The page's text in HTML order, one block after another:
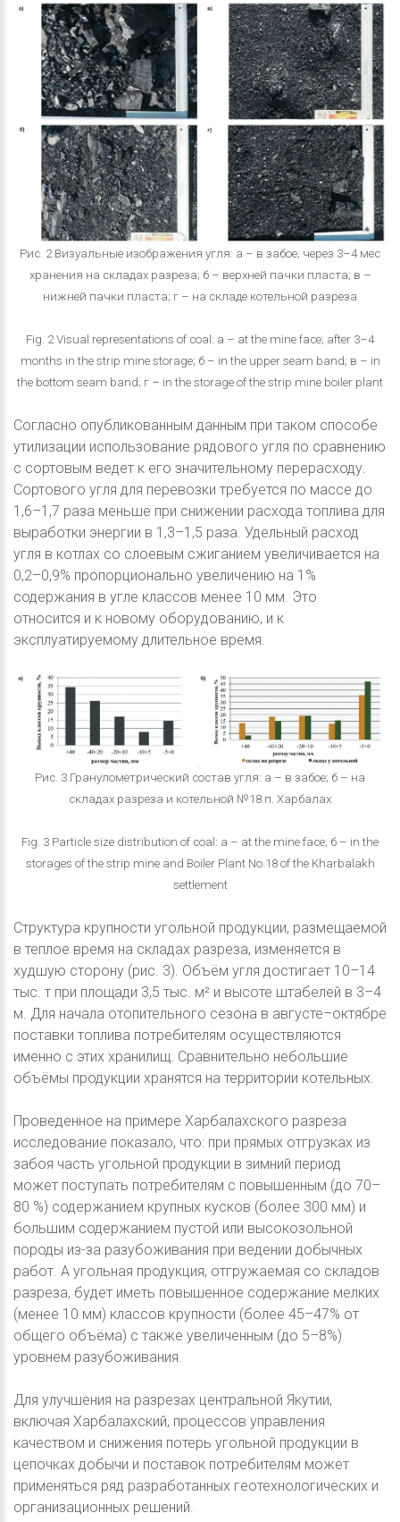
Рис. 2 Визуальные изображения угля: а – в забое; через 3–4 мес
хранения на складах разреза; б – верхней пачки пласта; в –
нижней пачки пласта; г – на складе котельной разреза
Fig. 2 Visual representations of coal: а – at the mine face; after 3–4
months in the strip mine storage; б – in the upper seam band; в – in
the bottom seam band; г – in the storage of the strip mine boiler plant
Согласно опубликованным данным при таком способе
утилизации использование рядового угля по сравнению
с сортовым ведет к его значительному перерасходу.
Сортового угля для перевозки требуется по массе до
1,6–1,7 раза меньше при снижении расхода топлива для
выработки энергии в 1,3–1,5 раза. Удельный расход
угля в котлах со слоевым сжиганием увеличивается на
0,2–0,9% пропорционально увеличению на 1%
содержания в угле классов менее 10 мм. Это
относится и к новому оборудованию, и к
эксплуатируемому длительное время.
Рис. 3 Гранулометрический состав угля: а – в забое; б – на
складах разреза и котельной №18 п. Харбалах
Fig. 3 Particle size distribution of coal: а – at the mine face; б – in the
storages of the strip mine and Boiler Plant No.18 of the Kharbalakh
settlement
Структура крупности угольной продукции, размещаемой
в теплое время на складах разреза, изменяется в
худшую сторону (рис. 3). Объём угля достигает 10–14
тыс. т при площади 3,5 тыс. м² и высоте штабелей в 3–4
м. Для начала отопительного сезона в августе–октябре
поставки топлива потребителям осуществляются
именно с этих хранилищ. Сравнительно небольшие
объёмы продукции хранятся на территории котельных.
Проведенное на примере Харбалахского разреза
исследование показало, что: при прямых отгрузках из
забоя часть угольной продукции в зимний период
может поступать потребителям с повышенным (до 70–
80 %) содержанием крупных кусков (более 300 мм) и
большим содержанием пустой или высокозольной
породы из-за разубоживания при ведении добычных
работ. А угольная продукция, отгружаемая со складов
разреза, будет иметь повышенное содержание мелких
(менее 10 мм) классов крупности (более 45–47% от
общего объёма) с также увеличенным (до 5–8%)
уровнем разубоживания.
Для улучшения на разрезах центральной Якутии,
включая Харбалахский, процессов управления
качеством и снижения потерь угольной продукции в
цепочках добычи и поставок потребителям может
применяться ряд разработанных геотехнологических и
организационных решений.